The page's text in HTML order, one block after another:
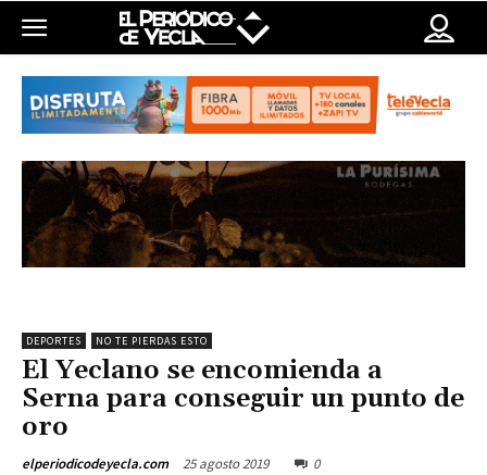
DEPORTES NO TE PIERDAS ESTO
El Yeclano se encomienda a
Serna para conseguir un punto de
oro
elperiodicodeyecla.com 25 agosto 2019 0